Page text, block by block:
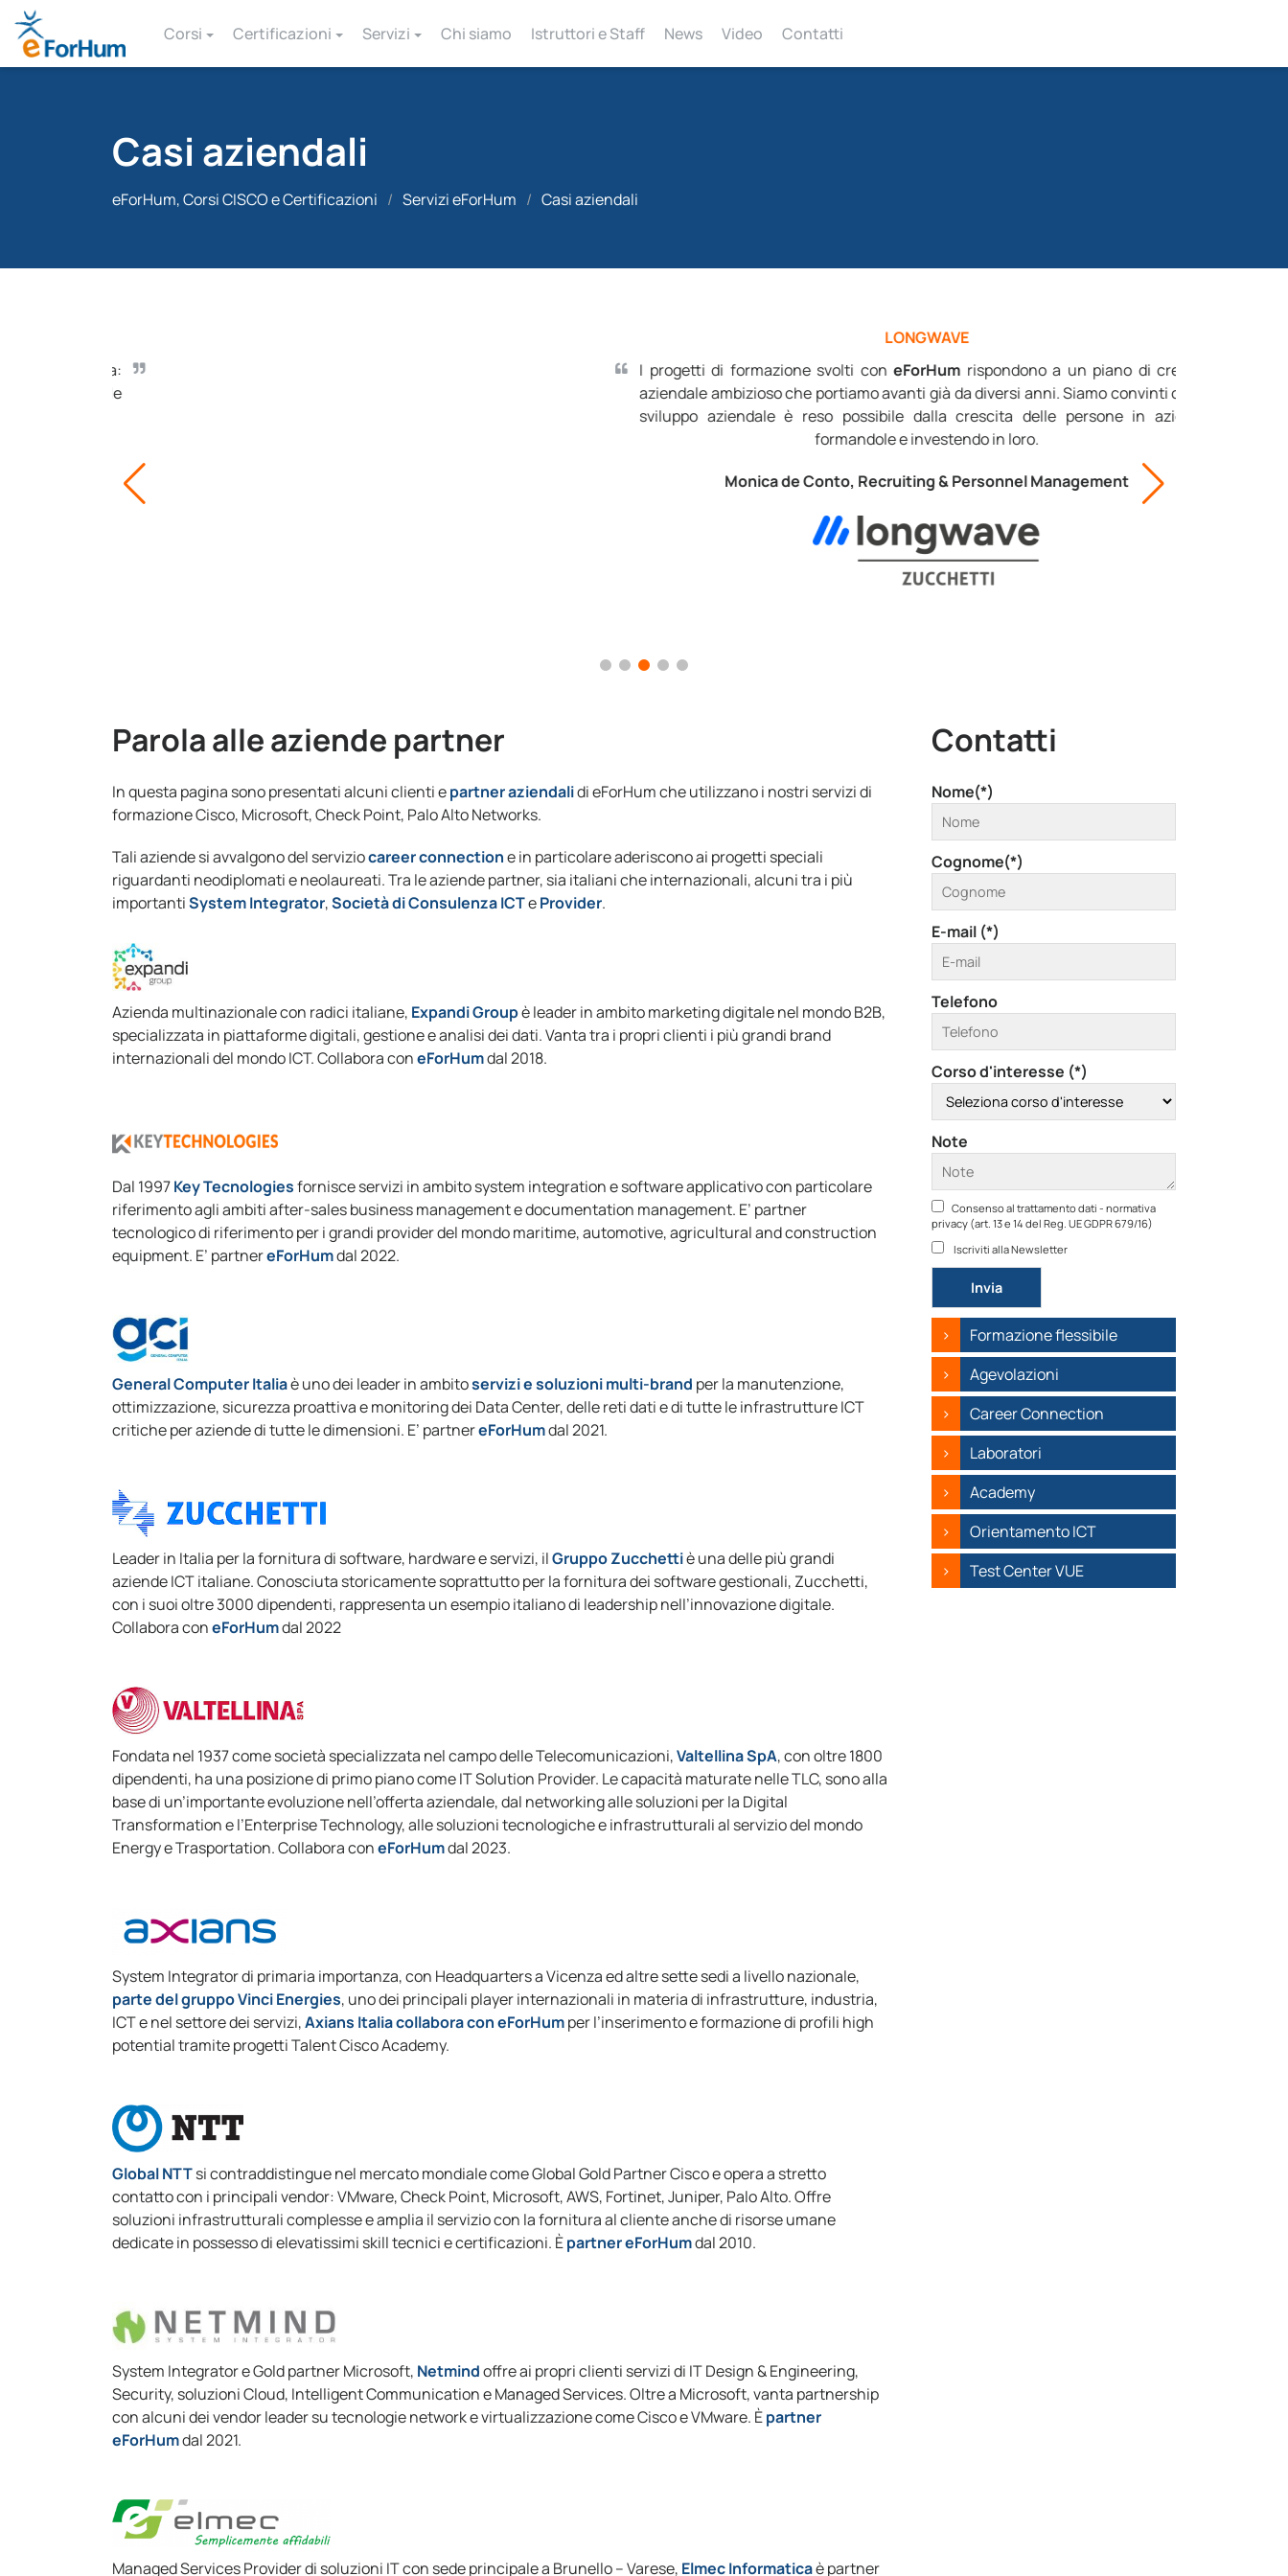
Corsi Certificazioni Servizi Chi siamo Istruttori e Staff News Video Contatti
Casi aziendali
eForHum, Corsi CISCO e Certificazioni / Servizi eForHum / Casi aziendali
eForHumrispondono a un piano di crescita
aziendale ambizioso che portiamo avanti già da diversi anni. Siamo convinti che lo
sviluppo aziendale è reso possibile dalla crescita delle persone in azienda,
Monica de Conto, Recruiting & Personnel Management
Parola alle aziende partner
In questa pagina sono presentati alcuni clienti epartner aziendalidi eForHum che utilizzano i nostri servizi di
formazione Cisco, Microsoft, Check Point, Palo Alto Networks.
Tali aziende si avvalgono del serviziocareer connectione in particolare aderiscono ai progetti speciali
riguardanti neodiplomati e neolaureati. Tra le aziende partner, sia italiani che internazionali, alcuni tra i più
importantiSystem Integrator,Società di Consulenza ICTeProvider.
Azienda multinazionale con radici italiane, Expandi Groupè leader in ambito marketing digitale nel mondo B2B,
specializzata in piattaforme digitali, gestione e analisi dei dati. Vanta tra i propri clienti i più grandi brand
internazionali del mondo ICT. Collabora coneForHumdal 2018.
Dal 1997Key Tecnologiesfornisce servizi in ambito system integration e software applicativo con particolare
riferimento agli ambiti after-sales business management e documentation management. E’ partner
tecnologico di riferimento per i grandi provider del mondo maritime, automotive, agricultural and construction
equipment. E’ partnereForHumdal 2022.
General Computer Italiaè uno dei leader in ambitoservizi e soluzioni multi-brand per la manutenzione,
ottimizzazione, sicurezza proattiva e monitoring dei Data Center, delle reti dati e di tutte le infrastrutture ICT
critiche per aziende di tutte le dimensioni. E’ partnereForHumdal 2021.
Leader in Italia per la fornitura di software, hardware e servizi, ilGruppo Zucchettiè una delle più grandi
aziende ICT italiane. Conosciuta storicamente soprattutto per la fornitura dei software gestionali, Zucchetti,
con i suoi oltre 3000 dipendenti, rappresenta un esempio italiano di leadership nell’innovazione digitale.
Collabora coneForHumdal 2022
Fondata nel 1937 come società specializzata nel campo delle Telecomunicazioni,Valtellina SpA, con oltre 1800
dipendenti, ha una posizione di primo piano come IT Solution Provider. Le capacità maturate nelle TLC, sono alla
base di un’importante evoluzione nell’offerta aziendale, dal networking alle soluzioni per la Digital
Transformation e l’Enterprise Technology, alle soluzioni tecnologiche e infrastrutturali al servizio del mondo
Energy e Trasportation. Collabora coneForHumdal 2023.
System Integrator di primaria importanza, con Headquarters a Vicenza ed altre sette sedi a livello nazionale,
parte del gruppo Vinci Energies, uno dei principali player internazionali in materia di infrastrutture, industria,
ICT e nel settore dei servizi,Axians Italia collabora con eForHumper l’inserimento e formazione di profili high
potential tramite progetti Talent Cisco Academy.
Global NTTsi contraddistingue nel mercato mondiale come Global Gold Partner Cisco e opera a stretto
contatto con i principali vendor: VMware, Check Point, Microsoft, AWS, Fortinet, Juniper, Palo Alto. Offre
soluzioni infrastrutturali complesse e amplia il servizio con la fornitura al cliente anche di risorse umane
dedicate in possesso di elevatissimi skill tecnici e certificazioni. Èpartner eForHumdal 2010.
System Integrator e Gold partner Microsoft, Netmindoffre ai propri clienti servizi di IT Design & Engineering,
Security, soluzioni Cloud, Intelligent Communication e Managed Services. Oltre a Microsoft, vanta partnership
con alcuni dei vendor leader su tecnologie network e virtualizzazione come Cisco e VMware. Èpartner
eForHumdal 2021.
Managed Services Provider di soluzioni IT con sede principale a Brunello – Varese, Elmec Informaticaè partner
Contatti
Nome(*)
Cognome(*)
E-mail (*)
Telefono
Corso d'interesse (*)
Note
Consenso al trattamento dati - normativa
privacy (art. 13 e 14 del Reg. UE GDPR 679/16)
Iscriviti alla Newsletter
Si prega di lasciare vuoto questo campo.
Formazione flessibile
Agevolazioni
Career Connection
Laboratori
Academy
Orientamento ICT
Test Center VUE